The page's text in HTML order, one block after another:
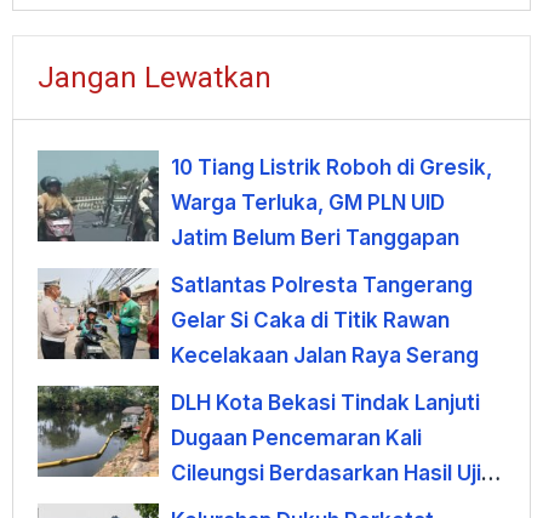
Jangan Lewatkan
10 Tiang Listrik Roboh di Gresik,
Warga Terluka, GM PLN UID
Jatim Belum Beri Tanggapan
Satlantas Polresta Tangerang
Gelar Si Caka di Titik Rawan
Kecelakaan Jalan Raya Serang
DLH Kota Bekasi Tindak Lanjuti
Dugaan Pencemaran Kali
Cileungsi Berdasarkan Hasil Uji
Laboratorium